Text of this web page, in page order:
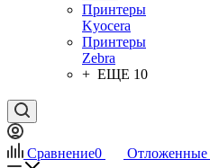
Принтеры
Kyocera
Принтеры
Zebra
+ ЕЩЕ 10
Сравнение0 Отложенные